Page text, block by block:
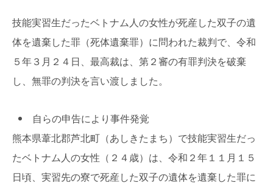
技能実習生だったベトナム人の女性が死産した双子の遺
体を遺棄した罪（死体遺棄罪）に問われた裁判で、令和
５年３月２４日、最高裁は、第２審の有罪判決を破棄
し、無罪の判決を言い渡しました。
自らの申告により事件発覚
熊本県葦北郡芦北町（あしきたまち）で技能実習生だっ
たベトナム人の女性（２４歳）は、令和２年１１月１５
日頃、実習先の寮で死産した双子の遺体を遺棄した罪に